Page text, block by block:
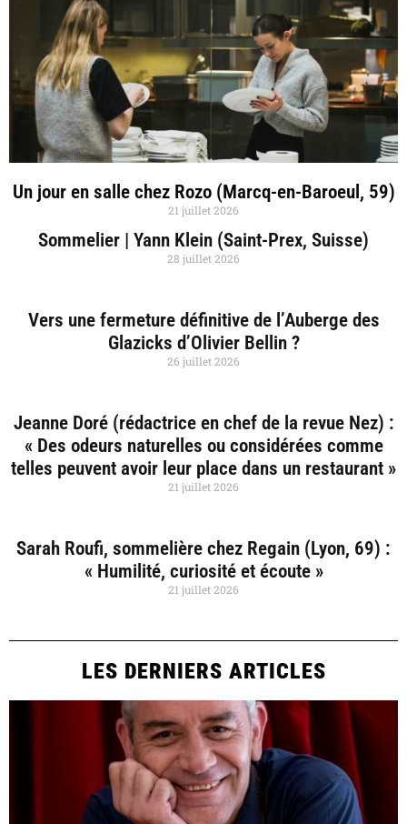
Un jour en salle chez Rozo (Marcq-en-Baroeul, 59)
21 juillet 2026
Sommelier | Yann Klein (Saint-Prex, Suisse)
28 juillet 2026
Vers une fermeture définitive de l’Auberge des
Glazicks d’Olivier Bellin ?
26 juillet 2026
Jeanne Doré (rédactrice en chef de la revue Nez) :
« Des odeurs naturelles ou considérées comme
telles peuvent avoir leur place dans un restaurant »
21 juillet 2026
Sarah Roufi, sommelière chez Regain (Lyon, 69) :
« Humilité, curiosité et écoute »
21 juillet 2026
LES DERNIERS ARTICLES